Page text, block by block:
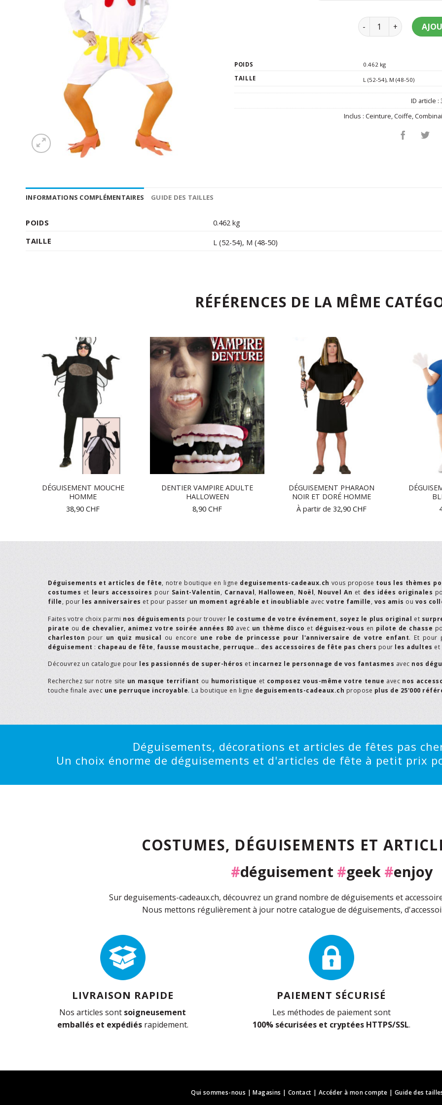
quantité de
POIDS
0.462 kg
TAILLE
L (52-54), M (48-50)
ID article :
Inclus :Ceinture,Coiffe,
INFORMATIONS COMPLÉMENTAIRES GUIDE DES TAILLES
POIDS
0.462 kg
TAILLE
L (52-54), M (48-50)
RÉFÉRENCES DE LA MÊME
DÉGUISEMENT MOUCHE
HOMME
38,90 CHF
DENTIER VAMPIRE ADULTE
HALLOWEEN
8,90 CHF
DÉGUISEMENT PHARAON
NOIR ET DORÉ HOMME
À partir de 32,90 CHF
Déguisements et articles de fête, notre boutique en ligne deguisements-cadeaux.ch vous propose tous les thèmes
costumes et leurs accessoires pour Saint-Valentin, Carnaval, Halloween, Noël, Nouvel An et des idées originales
fille, pour les anniversaires et pour passer un moment agréable et inoubliable avec votre famille, vos amis ou vos
Faites votre choix parmi nos déguisements pour trouver le costume de votre événement, soyez le plus original et
pirate ou de chevalier, animez votre soirée années 80 avec un thème disco et déguisez-vous en pilote de chasse
charleston pour un quiz musical ou encore une robe de princesse pour l'anniversaire de votre enfant. Et pour
déguisement : chapeau de fête, fausse moustache, perruque… des accessoires de fête pas chers pour les adultes et
Découvrez un catalogue pour les passionnés de super-héros et incarnez le personnage de vos fantasmes avec nos
Recherchez sur notre site un masque terrifiant ou humoristique et composez vous-même votre tenue avec nos
touche finale avec une perruque incroyable. La boutique en ligne deguisements-cadeaux.ch propose plus de 25'000
Déguisements, décorations et articles de fêtes pas
Un choix énorme de déguisements et d'articles de fête à petit prix
COSTUMES, DÉGUISEMENTS ET
#déguisement #geek #enjoy
Sur deguisements-cadeaux.ch, découvrez un grand nombre de déguisements et
Nous mettons régulièrement à jour notre catalogue de déguisements,
LIVRAISON RAPIDE
Nos articles sont soigneusement
emballés et expédiésrapidement.
PAIEMENT SÉCURISÉ
Les méthodes de paiement sont
100% sécurisées et cryptées HTTPS/SSL.
Qui sommes-nous |Magasins | Contact | Accéder à mon compte |Guide des